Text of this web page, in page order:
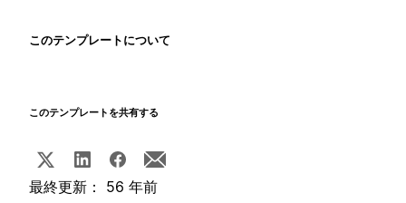
このテンプレートについて
このテンプレートを共有する
最終更新： 56 年前